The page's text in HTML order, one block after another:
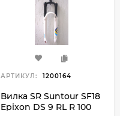
АРТИКУЛ: 1200164
Вилка SR Suntour SF18
Epixon DS 9 RL R 100